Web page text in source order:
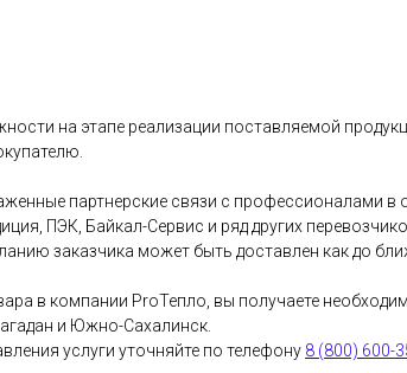
на этапе реализации поставляемой
партнерские связи с профессионалами в
ПЭК, Байкал-Сервис и ряд других
заказчика может быть доставлен как до
в компании ProТепло, вы получаете
и Южно-Сахалинск.
услуги уточняйте по телефону 8 (800) 600-